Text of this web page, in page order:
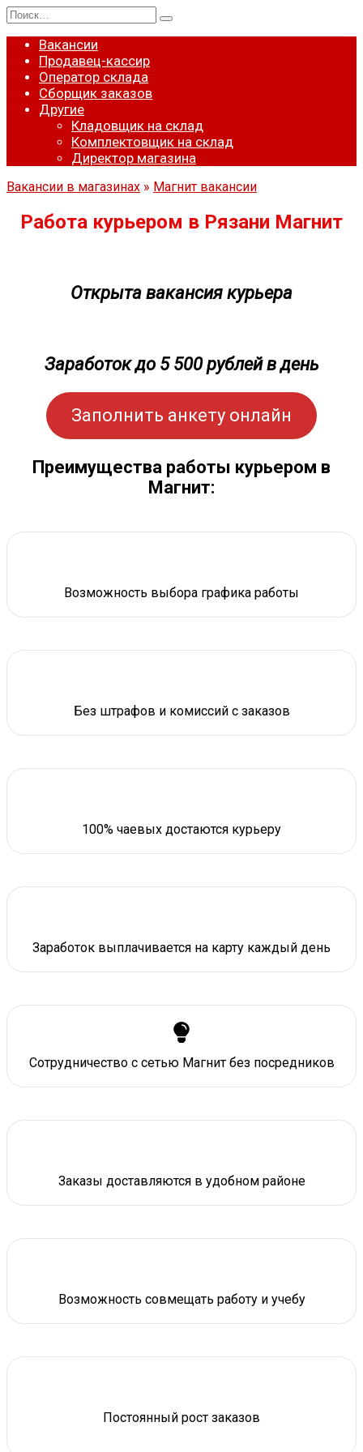
Перейти
к
содержанию
Search
for:
Вакансии
Продавец-кассир
Оператор склада
Сборщик заказов
Другие
Кладовщик на склад
Комплектовщик на склад
Директор магазина
Вакансии в магазинах » Магнит вакансии
Работа курьером в Рязани Магнит
Открыта вакансия курьера
Заработок до 5 500 рублей в день
Заполнить анкету онлайн
Преимущества работы курьером в
Магнит:
Возможность выбора графика работы
Без штрафов и комиссий с заказов
100% чаевых достаются курьеру
Заработок выплачивается на карту каждый день
Сотрудничество с сетью Магнит без посредников
Заказы доставляются в удобном районе
Возможность совмещать работу и учебу
Постоянный рост заказов